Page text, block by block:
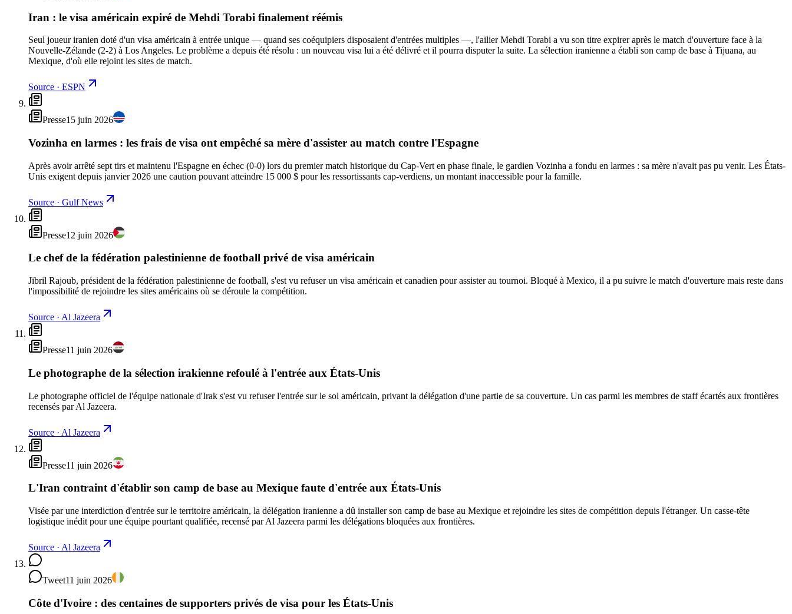
Iran : le visa américain expiré de Mehdi Torabi finalement réémis
Seul joueur iranien doté d'un visa américain à entrée unique — quand ses coéquipiers disposaient d'entrées multiples —, l'ailier Mehdi Torabi a vu son titre expirer après le match d'ouverture face à la
Nouvelle-Zélande (2-2) à Los Angeles. Le problème a depuis été résolu : un nouveau visa lui a été délivré et il pourra disputer la suite. La sélection iranienne a établi son camp de base à Tijuana, au
Mexique, d'où elle rejoint les sites de match.
Source · ESPN
Presse15 juin 2026
Vozinha en larmes : les frais de visa ont empêché sa mère d'assister au match contre l'Espagne
Après avoir arrêté sept tirs et maintenu l'Espagne en échec (0-0) lors du premier match historique du Cap-Vert en phase finale, le gardien Vozinha a fondu en larmes : sa mère n'avait pas pu venir. Les États-
Unis exigent depuis janvier 2026 une caution pouvant atteindre 15 000 $ pour les ressortissants cap-verdiens, un montant inaccessible pour la famille.
Source · Gulf News
Presse12 juin 2026
Le chef de la fédération palestinienne de football privé de visa américain
Jibril Rajoub, président de la fédération palestinienne de football, s'est vu refuser un visa américain et canadien pour assister au tournoi. Bloqué à Mexico, il a pu suivre le match d'ouverture mais reste dans
l'impossibilité de rejoindre les sites américains où se déroule la compétition.
Source · Al Jazeera
Presse11 juin 2026
Le photographe de la sélection irakienne refoulé à l'entrée aux États-Unis
Le photographe officiel de l'équipe nationale d'Irak s'est vu refuser l'entrée sur le sol américain, privant la délégation d'une partie de sa couverture. Un cas parmi les membres de staff écartés aux frontières
recensés par Al Jazeera.
Source · Al Jazeera
Presse11 juin 2026
L'Iran contraint d'établir son camp de base au Mexique faute d'entrée aux États-Unis
Visée par une interdiction d'entrée sur le territoire américain, la délégation iranienne a dû installer son camp de base au Mexique et rejoindre les sites de compétition depuis l'étranger. Un casse-tête
logistique inédit pour une équipe pourtant qualifiée, recensé par Al Jazeera parmi les délégations bloquées aux frontières.
Source · Al Jazeera
Tweet11 juin 2026
Côte d'Ivoire : des centaines de supporters privés de visa pour les États-Unis